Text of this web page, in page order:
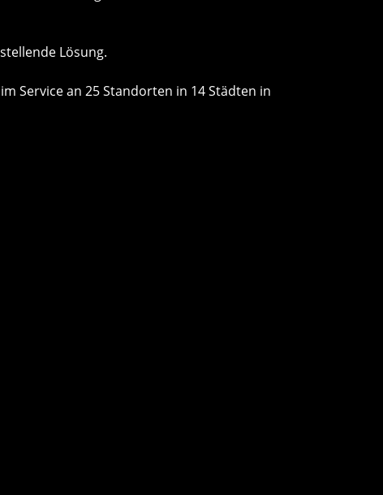
Lösung.
Service an 25 Standorten in 14 Städten in